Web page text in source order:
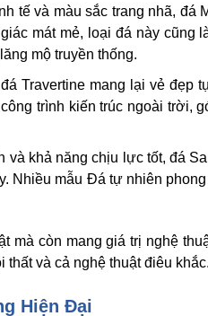
tế và màu sắc trang nhã, đá
mát mẻ, loại đá này cũng
mộ truyền thống.
Travertine mang lại vẻ đẹp
trình kiến trúc ngoài trời,
và khả năng chịu lực tốt, đá
Nhiều mẫu Đá tự nhiên
mà còn mang giá trị nghệ
và cả nghệ thuật điêu khắc.
Hiện Đại